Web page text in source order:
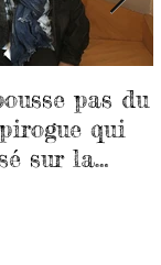
pas du
qui
sur la